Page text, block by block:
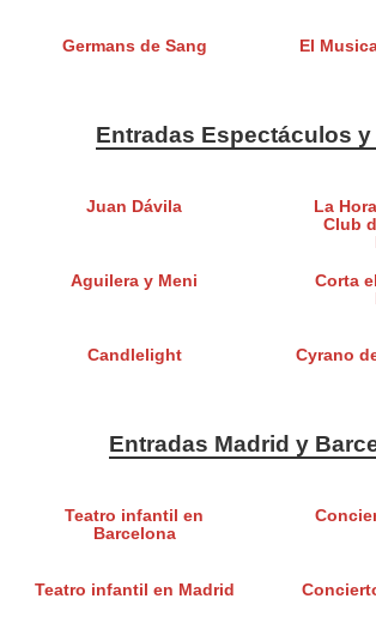
Germans de Sang El
Entradas Espectáculos y
Juan Dávila
La
Club
Aguilera y Meni
Corta
Candlelight
Cyrano
Entradas Madrid y
Teatro infantil en
Barcelona
Teatro infantil en Madrid